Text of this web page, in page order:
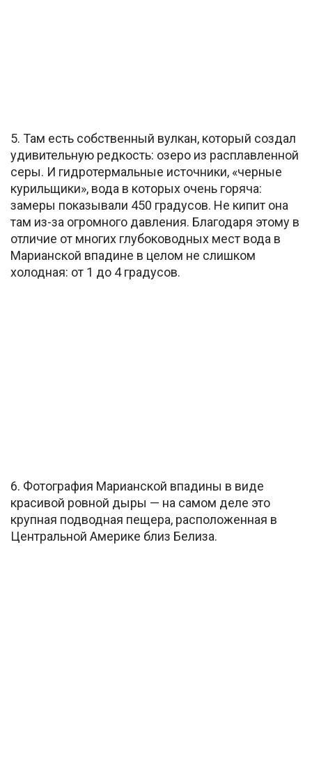
5. Там есть собственный вулкан, который создал
удивительную редкость: озеро из расплавленной
серы. И гидротермальные источники, «черные
курильщики», вода в которых очень горяча:
замеры показывали 450 градусов. Не кипит она
там из-за огромного давления. Благодаря этому в
отличие от многих глубоководных мест вода в
Марианской впадине в целом не слишком
холодная: от 1 до 4 градусов.
6. Фотография Марианской впадины в виде
красивой ровной дыры — на самом деле это
крупная подводная пещера, расположенная в
Центральной Америке близ Белиза.